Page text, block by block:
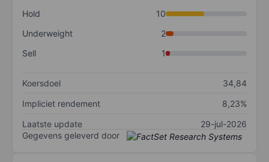
Hold
10
Underweight
2
Sell
1
Koersdoel
34,84
Impliciet rendement
8,23%
Laatste update
29-jul-2026
Gegevens geleverd door